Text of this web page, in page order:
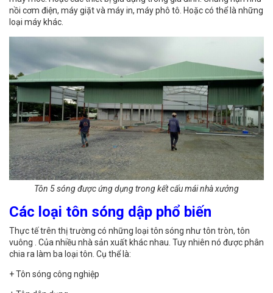
nồi cơm điện, máy giặt và máy in, máy phô tô. Hoặc có thể là những
loại máy khác.
Tôn 5 sóng được ứng dụng trong kết cấu mái nhà xưởng
Các loại tôn sóng dập phổ biến
Thực tế trên thị trường có những loại tôn sóng như tôn tròn, tôn
vuông . Của nhiều nhà sản xuất khác nhau. Tuy nhiên nó được phân
chia ra làm ba loại tôn. Cụ thể là:
+ Tôn sóng công nghiệp